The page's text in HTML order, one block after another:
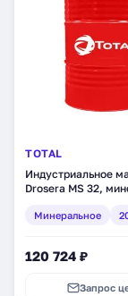
TOTAL
Индустриальное
Drosera MS 32,
Минеральное
120 724 ₽
Запрос